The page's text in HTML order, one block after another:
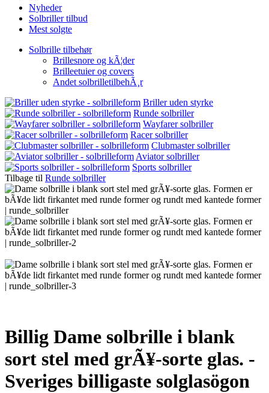
Nyheder
Solbriller tilbud
Mest solgte
Solbrille tilbehør
Brillesnore og kÃ¦der
Brilleetuier og covers
Andet solbrilletilbehÃ¸r
Briller uden styrke
Runde solbriller
Wayfarer solbriller
Racer solbriller
Clubmaster solbriller
Aviator solbriller
Sports solbriller
Tilbage til Runde solbriller
Billig Dame solbrille i blank
sort stel med grÃ¥-sorte glas. -
Sveriges billigaste solglasögon